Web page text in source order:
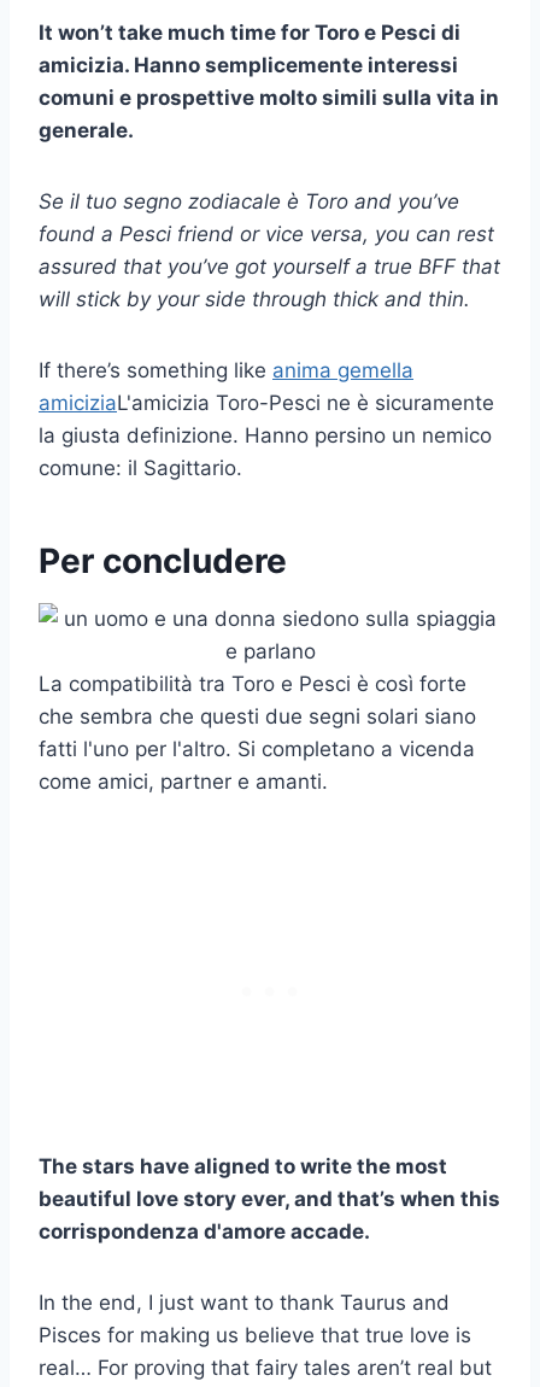
It won’t take much time for Toro e Pesci di
amicizia. Hanno semplicemente interessi
comuni e prospettive molto simili sulla vita in
generale.
Se il tuo segno zodiacale è Toro and you’ve
found a Pesci friend or vice versa, you can rest
assured that you’ve got yourself a true BFF that
will stick by your side through thick and thin.
If there’s something like anima gemella
amiciziaL'amicizia Toro-Pesci ne è sicuramente
la giusta definizione. Hanno persino un nemico
comune: il Sagittario.
Per concludere
La compatibilità tra Toro e Pesci è così forte
che sembra che questi due segni solari siano
fatti l'uno per l'altro. Si completano a vicenda
come amici, partner e amanti.
The stars have aligned to write the most
beautiful love story ever, and that’s when this
corrispondenza d'amore accade.
In the end, I just want to thank Taurus and
Pisces for making us believe that true love is
real… For proving that fairy tales aren’t real but